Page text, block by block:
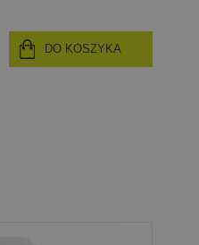
DO KOSZYKA